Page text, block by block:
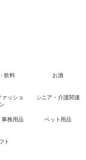
飲料 お酒
ッショ
ン
シニア・介護関連
事務用品 ペット用品
ト